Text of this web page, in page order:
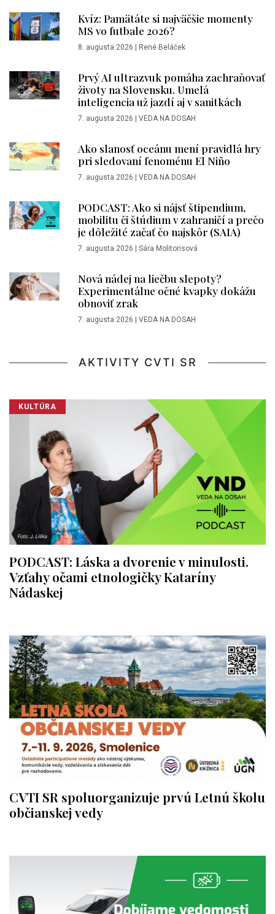
Kvíz: Pamätáte si najväčšie momenty
MS vo futbale 2026?
8. augusta 2026 | René Beláček
Prvý AI ultrazvuk pomáha zachraňovať
životy na Slovensku. Umelá
inteligencia už jazdí aj v sanitkách
7. augusta 2026 | VEDA NA DOSAH
Ako slanosť oceánu mení pravidlá hry
pri sledovaní fenoménu El Niño
7. augusta 2026 | VEDA NA DOSAH
PODCAST: Ako si nájsť štipendium,
mobilitu či štúdium v zahraničí a prečo
je dôležité začať čo najskôr (SAIA)
7. augusta 2026 | Sára Molitorisová
Nová nádej na liečbu slepoty?
Experimentálne očné kvapky dokážu
obnoviť zrak
7. augusta 2026 | VEDA NA DOSAH
AKTIVITY CVTI SR
KULTÚRA
PODCAST: Láska a dvorenie v minulosti.
Vzťahy očami etnologičky Kataríny
Nádaskej
CVTI SR spoluorganizuje prvú Letnú školu
občianskej vedy